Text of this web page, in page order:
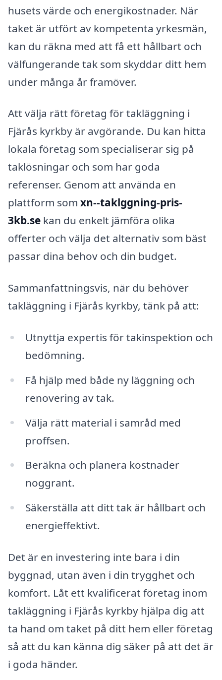
husets värde och energikostnader. När
taket är utfört av kompetenta yrkesmän,
kan du räkna med att få ett hållbart och
välfungerande tak som skyddar ditt hem
under många år framöver.
Att välja rätt företag för takläggning i
Fjärås kyrkby är avgörande. Du kan hitta
lokala företag som specialiserar sig på
taklösningar och som har goda
referenser. Genom att använda en
plattform som xn--taklggning-pris-
3kb.se kan du enkelt jämföra olika
offerter och välja det alternativ som bäst
passar dina behov och din budget.
Sammanfattningsvis, när du behöver
takläggning i Fjärås kyrkby, tänk på att:
Utnyttja expertis för takinspektion och
bedömning.
Få hjälp med både ny läggning och
renovering av tak.
Välja rätt material i samråd med
proffsen.
Beräkna och planera kostnader
noggrant.
Säkerställa att ditt tak är hållbart och
energieffektivt.
Det är en investering inte bara i din
byggnad, utan även i din trygghet och
komfort. Låt ett kvalificerat företag inom
takläggning i Fjärås kyrkby hjälpa dig att
ta hand om taket på ditt hem eller företag
så att du kan känna dig säker på att det är
i goda händer.